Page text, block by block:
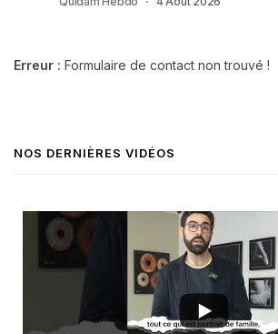
Erreur : Formulaire de contact non trouvé !
NOS DERNIÈRES VIDÉOS